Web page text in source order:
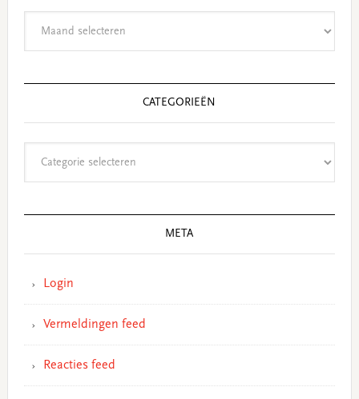
CATEGORIEËN
META
Login
Vermeldingen feed
Reacties feed